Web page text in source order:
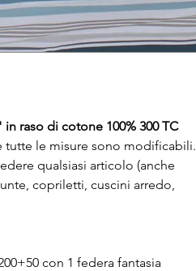
raso di cotone 100% 300 TC
tutte le misure sono modificabili.
qualsiasi articolo (anche
copriletti, cuscini arredo,
con 1 federa fantasia